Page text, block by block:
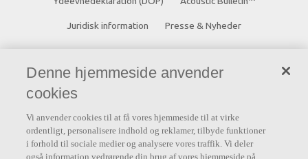
Juridisk information Presse & Nyheder
2650 Hvidovre
Danmark
Denne hjemmeside anvender
cookies
Vi anvender cookies til at få vores hjemmeside til at virke
ordentligt, personalisere indhold og reklamer, tilbyde funktioner
i forhold til sociale medier og analysere vores traffik. Vi deler
også information vedrørende din brug af vores hjemmeside på